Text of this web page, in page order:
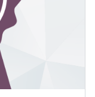
you ½ point.
is worth 0 point.